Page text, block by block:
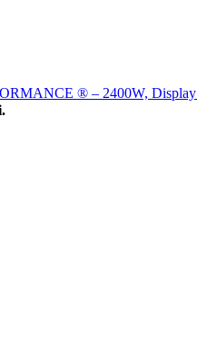
® – 2400W,